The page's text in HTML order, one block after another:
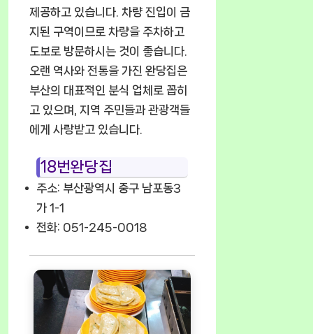
제공하고 있습니다. 차량 진입이 금
지된 구역이므로 차량을 주차하고
도보로 방문하시는 것이 좋습니다.
오랜 역사와 전통을 가진 완당집은
부산의 대표적인 분식 업체로 꼽히
고 있으며, 지역 주민들과 관광객들
에게 사랑받고 있습니다.
18번완당집
주소: 부산광역시 중구 남포동3
가 1-1
전화: 051-245-0018